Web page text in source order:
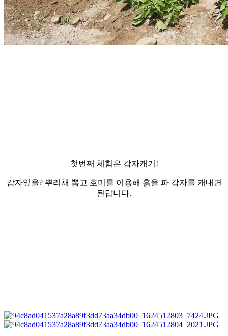
첫번째 체험은 감자캐기!
감자잎을? 뿌리채 뽑고 호미를 이용해 흙을 파 감자를 캐내면
된답니다.